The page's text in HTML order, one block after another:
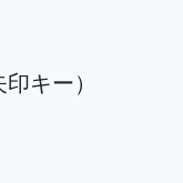
キー）